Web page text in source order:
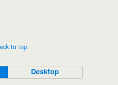
to top
Desktop